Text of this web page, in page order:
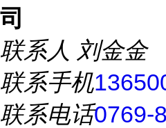
司
联系人 刘金金
联系手机
联系电话0769-